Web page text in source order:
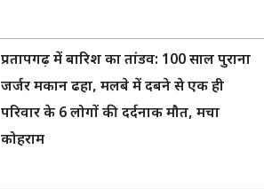
प्रतापगढ़ में बारिश का तांडव: 100 साल पुराना
जर्जर मकान ढहा, मलबे में दबने से एक ही
परिवार के 6 लोगों की दर्दनाक मौत, मचा
कोहराम